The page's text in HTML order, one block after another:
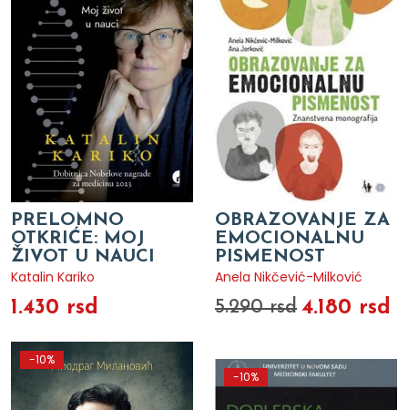
PRELOMNO
OTKRIĆE: MOJ
ŽIVOT U NAUCI
Katalin Kariko
1.430 rsd
OBRAZOVANJE ZA
EMOCIONALNU
PISMENOST
Anela Nikčević-Milković
5.290 rsd 4.180 rsd
-10%
-10%